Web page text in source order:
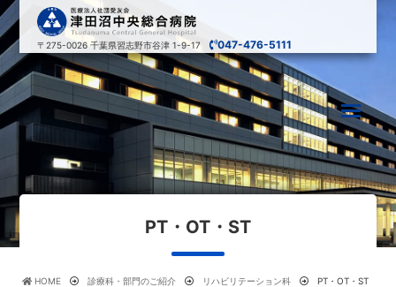
〒275-0026千葉県習志野市谷津 1-9-17 047-476-5111
PT・OT・ST
HOME 診療科・部門のご紹介 リハビリテーション科 PT・OT・ST